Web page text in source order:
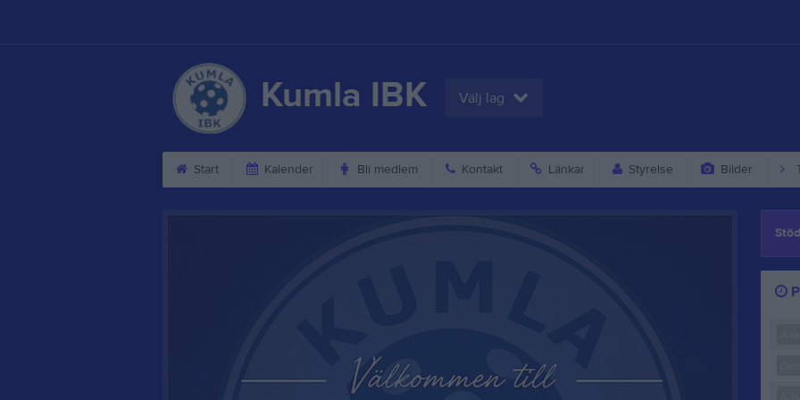
Kumla IBK Välj lag
Start Kalender Bli medlem Kontakt Länkar Styrelse Bilder